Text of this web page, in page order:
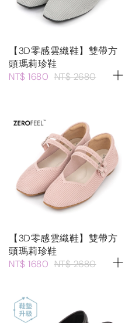
【3D零感雲織鞋】雙帶方
頭瑪莉珍鞋
NT$ 1680 NT$ 2680
【3D零感雲織鞋】雙帶方
頭瑪莉珍鞋
NT$ 1680 NT$ 2680